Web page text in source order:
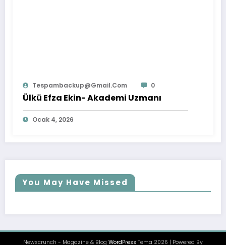
Tespambackup@gmail.com 0
Ülkü Efza Ekin- Akademi Uzmanı
Ocak 4, 2026
You May Have Missed
Newscrunch - Magazine & Blog WordPress Tema 2026 | Powered By